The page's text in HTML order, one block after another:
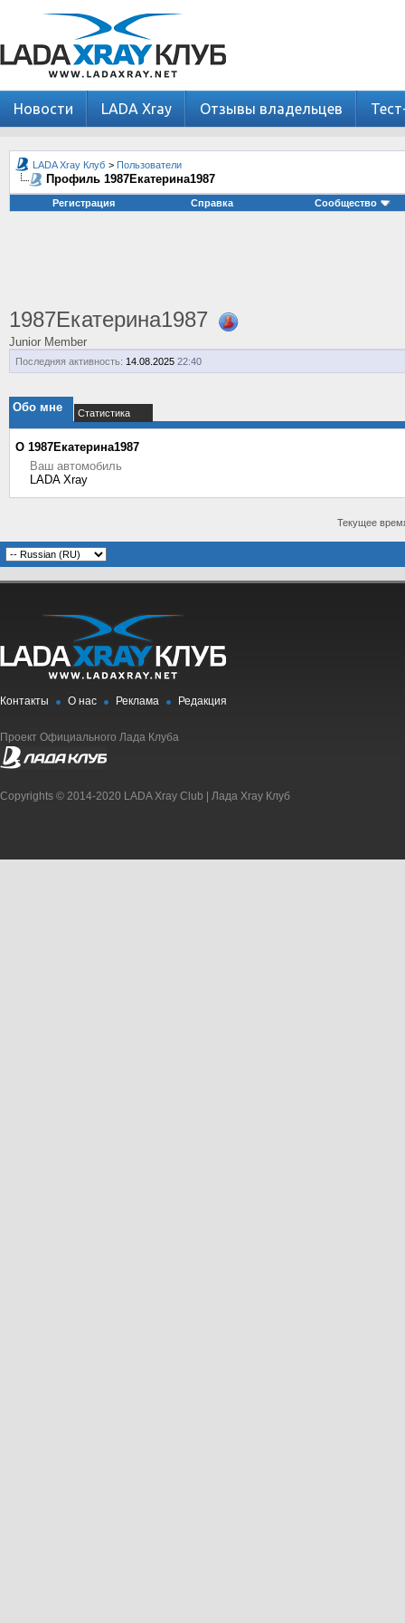
Новости LADA Xray Отзывы владельцев
LADA Xray Клуб > Пользователи
Профиль 1987Екатерина1987
Регистрация Справка Сообщество
1987Екатерина1987
Junior Member
Последняя активность: 14.08.2025 22:40
Обо мне Статистика
О 1987Екатерина1987
Ваш автомобиль
LADA Xray
Текущее
Контакты О нас Реклама Редакция
Проект Официального Лада Клуба
Copyrights © 2014-2020 LADA Xray Club | Лада Xray Клуб